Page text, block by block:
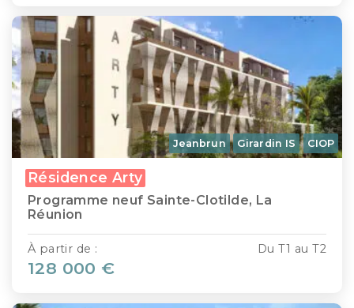
Jeanbrun Girardin IS CIOP
Résidence Arty
Programme neuf Sainte-Clotilde, La
Réunion
Du T1 au T2
À partir de :
128 000 €